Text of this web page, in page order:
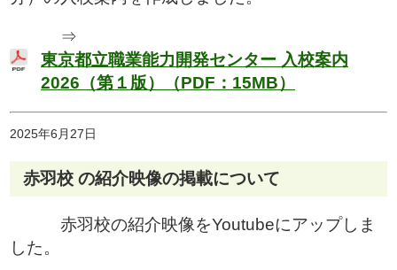
⇒
東京都立職業能力開発センター 入校案内
2026（第１版）（PDF：15MB）
2025年6月27日
赤羽校 の紹介映像の掲載について
赤羽校の紹介映像をYoutubeにアップしま
した。